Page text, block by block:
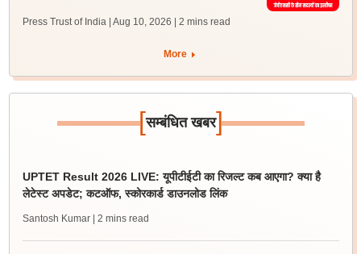
Press Trust of India | Aug 10, 2026 | 2 mins read
More
[सम्बंधित खबर]
UPTET Result 2026 LIVE: यूपीटीईटी का रिजल्ट कब आएगा? क्या है
लेटेस्ट अपडेट; कटऑफ, स्कोरकार्ड डाउनलोड लिंक
Santosh Kumar | 2 mins read